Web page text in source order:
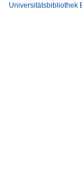
Universitätsbibliothek